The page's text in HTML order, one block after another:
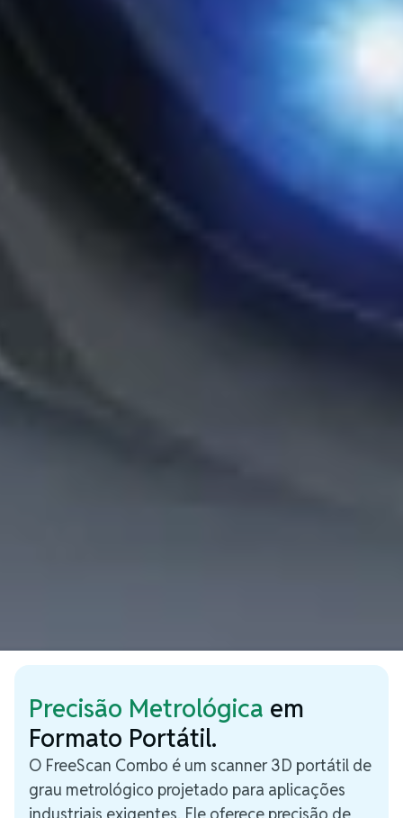
Precisão Metrológica em
Formato Portátil.
O FreeScan Combo é um scanner 3D portátil de
grau metrológico projetado para aplicações